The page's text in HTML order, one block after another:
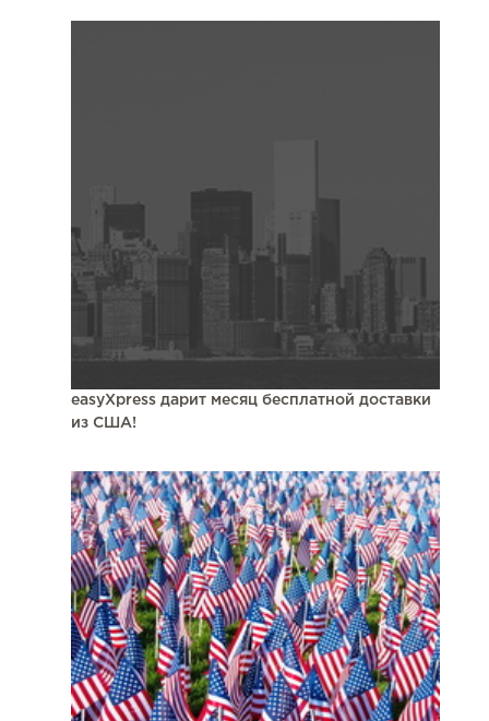
easyXpress дарит месяц бесплатной доставки
из США!